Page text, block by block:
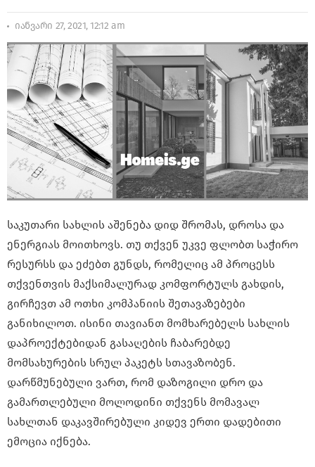
იანვარი 27, 2021, 12:12 am
საკუთარი სახლის აშენება დიდ შრომას, დროსა და
ენერგიას მოითხოვს. თუ თქვენ უკვე ფლობთ საჭირო
რესურსს და ეძებთ გუნდს, რომელიც ამ პროცესს
თქვენთვის მაქსიმალურად კომფორტულს გახდის,
გირჩევთ ამ ოთხი კომპანიის შეთავაზებები
განიხილოთ. ისინი თავიანთ მომხარებელს სახლის
დაპროექტებიდან გასაღების ჩაბარებდე
მომსახურების სრულ პაკეტს სთავაზობენ.
დარწმუნებული ვართ, რომ დაზოგილი დრო და
გამართლებული მოლოდინი თქვენს მომავალ
სახლთან დაკავშირებული კიდევ ერთი დადებითი
ემოცია იქნება.